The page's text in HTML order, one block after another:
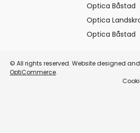
Optica Båstad
Optica
Optica Båstad
© All rights reserved. Website designed
OptiCommerce.